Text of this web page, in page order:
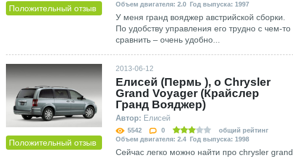
Положительный отзыв
Объем двигателя: 2.0 Год выпуска: 1997
У меня гранд вояджер австрийской сборки.
По удобству управления его трудно с чем-то
сравнить – очень удобно...
Положительный отзыв
2013-06-12
Елисей (Пермь ), о Сhrysler
Grand Voyager (Крайслер
Гранд Вояджер)
Автор: Елисей
5542 0
общий рейтинг
Объем двигателя: 2.4 Год выпуска: 1998
Сейчас легко можно найти про chrysler grand